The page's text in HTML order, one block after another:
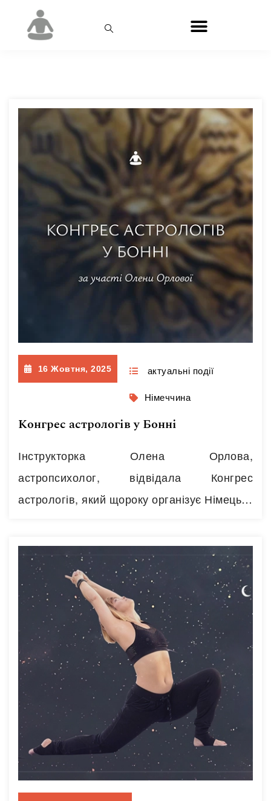
16 Жовтня, 2025 актуальні події
Німеччина
Конгрес астрологів у Бонні
Інструкторка Олена Орлова,
астропсихолог, відвідала Конгрес
астрологів, який щороку організує Німецька
конгрес німецьких астрологів цього року
відбувся в Бонні 26-28 вересня. Понад 200
учасників і членів DAV – Deutsche
Astrologische Verband — з Австрії,
Німеччини, Швейцарії; захопливі доповіді,
натхненні лекції та майстер-класи; цікаві
зустрічі з колегами та нові знайомства.
Протягом трьох… Читати далі